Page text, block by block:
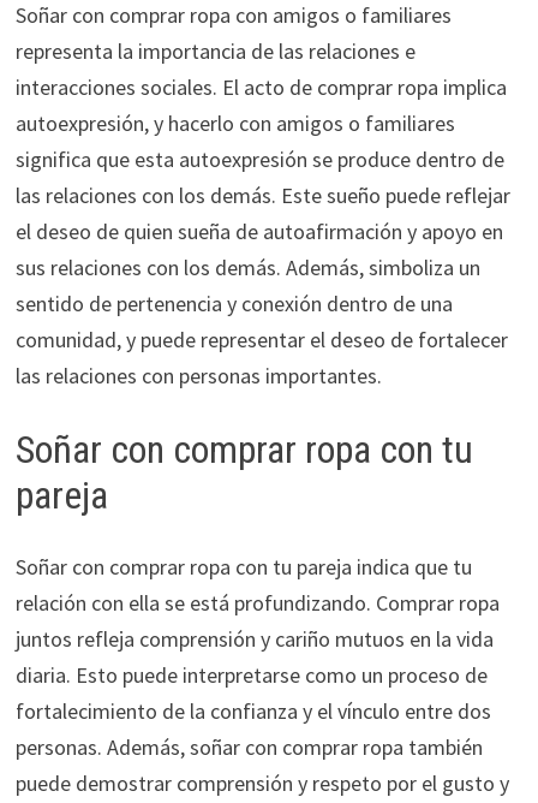
Soñar con comprar ropa con amigos o familiares
representa la importancia de las relaciones e
interacciones sociales. El acto de comprar ropa implica
autoexpresión, y hacerlo con amigos o familiares
significa que esta autoexpresión se produce dentro de
las relaciones con los demás. Este sueño puede reflejar
el deseo de quien sueña de autoafirmación y apoyo en
sus relaciones con los demás. Además, simboliza un
sentido de pertenencia y conexión dentro de una
comunidad, y puede representar el deseo de fortalecer
las relaciones con personas importantes.
Soñar con comprar ropa con tu
pareja
Soñar con comprar ropa con tu pareja indica que tu
relación con ella se está profundizando. Comprar ropa
juntos refleja comprensión y cariño mutuos en la vida
diaria. Esto puede interpretarse como un proceso de
fortalecimiento de la confianza y el vínculo entre dos
personas. Además, soñar con comprar ropa también
puede demostrar comprensión y respeto por el gusto y